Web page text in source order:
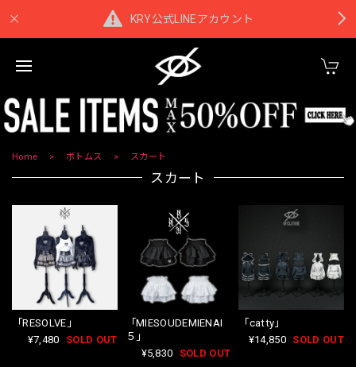
KRY公式LINEアカウント
Home ボトムス スカート
スカート
「RESOLVE」
¥7,480
SOLD OUT
「MIESOUDEMIENAI
５」
¥5,830
SOLD OUT
「catty」
¥14,850 SOLD OUT